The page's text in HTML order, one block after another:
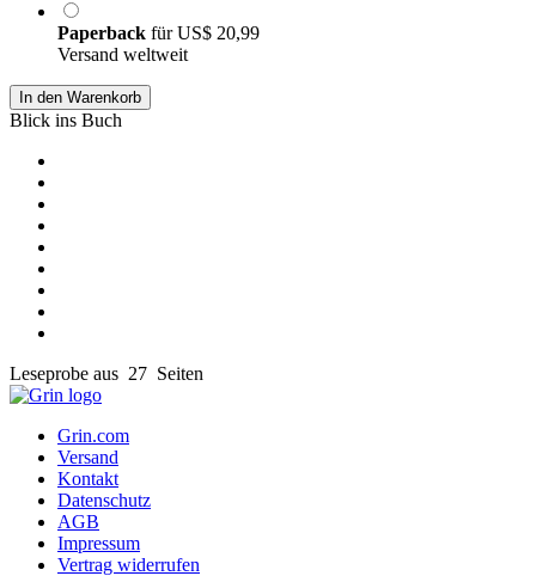
Paperback fürUS$ 20,99
Versand weltweit
In den Warenkorb
Blick ins Buch
Leseprobe aus 27 Seiten
Grin.com
Versand
Kontakt
Datenschutz
AGB
Impressum
Vertrag widerrufen